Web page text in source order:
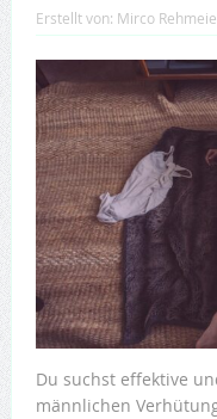
Erstellt von: Mirco
Du suchst effektive
männlichen